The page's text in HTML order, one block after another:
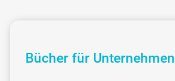
Bücher für Unternehmen